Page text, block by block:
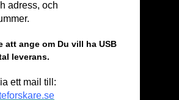
adress, och
att ange om Du vill ha USB
leverans.
ett mail till: